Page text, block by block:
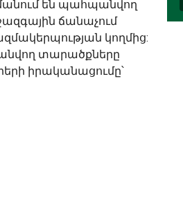
են պահպանվող
ճանաչում
կողմից:
տարածքները
իրականացումը՝